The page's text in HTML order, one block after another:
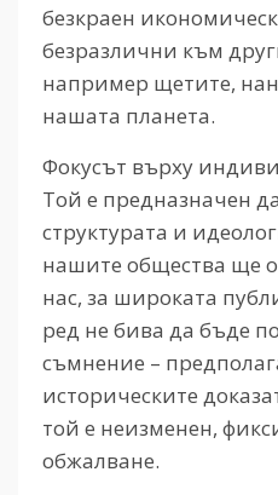
безкраен
безразлични към
например щетите,
нашата планета.
Фокусът върху
Той е предназначен
структурата и
нашите общества ще
нас, за широката
ред не бива да бъде
съмнение –
историческите
той е неизменен,
обжалване.